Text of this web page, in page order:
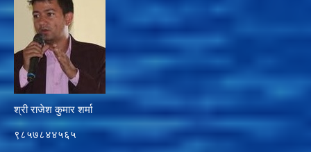
श्री राजेश कुमार शर्मा
९८५७८४४५६५